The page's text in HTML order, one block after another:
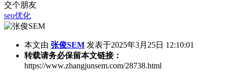
交个朋友
seo优化
本文由 张俊SEM 发表于2025年3月25日 12:10:01
转载请务必保留本文链接：
https://www.zhangjunsem.com/28738.html